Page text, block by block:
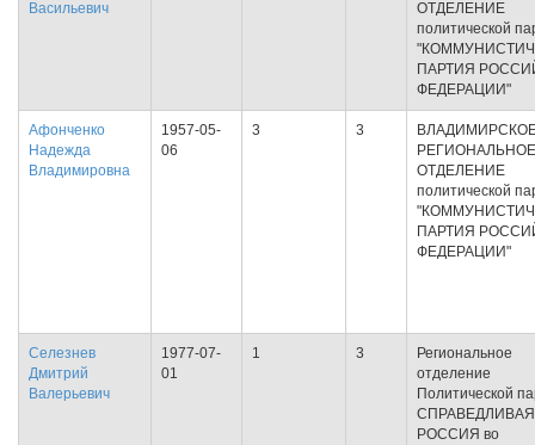
Васильевич
ОТДЕЛЕНИЕ
политической
ПАРТИЯ
ФЕДЕРАЦИИ"
Афонченко
Надежда
Владимировна
1957-05-
06
3 3
РЕГИОНАЛЬНОЕ
ОТДЕЛЕНИЕ
политической
ПАРТИЯ
ФЕДЕРАЦИИ"
Селезнев
Дмитрий
Валерьевич
1977-07-
01
1 3
Региональное
отделение
Политической
СПРАВЕДЛИВАЯ
РОССИЯ во